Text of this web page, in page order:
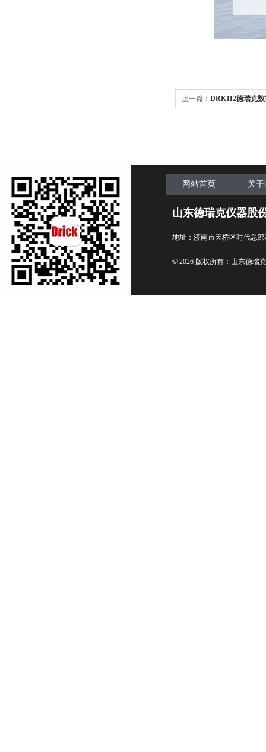
上一篇： DRK112德瑞克
网站首页 关
山东德瑞克仪器股
地址：济南市天桥区时代总
© 2026 版权所有：山东德瑞